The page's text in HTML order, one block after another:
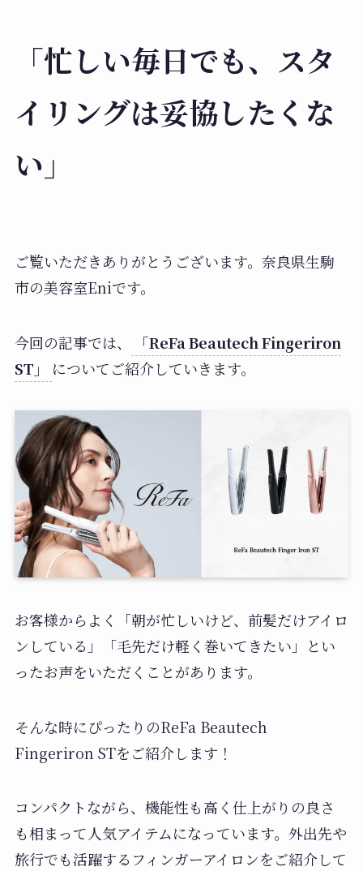
「忙しい毎日でも、スタ
イリングは妥協したくな
い」
ご覧いただきありがとうございます。奈良県生駒
市の美容室Eniです。
今回の記事では、
「ReFa Beautech Fingeriron
ST」
についてご紹介していきます。
お客様からよく「朝が忙しいけど、前髪だけアイロ
ンしている」「毛先だけ軽く巻いてきたい」とい
ったお声をいただくことがあります。
そんな時にぴったりのReFa Beautech
Fingeriron STをご紹介します！
コンパクトながら、機能性も高く仕上がりの良さ
も相まって人気アイテムになっています。外出先や
旅行でも活躍するフィンガーアイロンをご紹介して